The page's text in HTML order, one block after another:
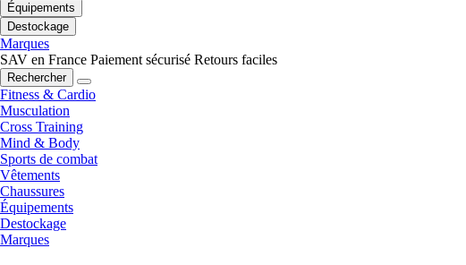
Équipements
Destockage
Marques
SAV en France Paiement sécurisé Retours faciles
Rechercher
Fitness & Cardio
Musculation
Cross Training
Mind & Body
Sports de combat
Vêtements
Chaussures
Équipements
Destockage
Marques